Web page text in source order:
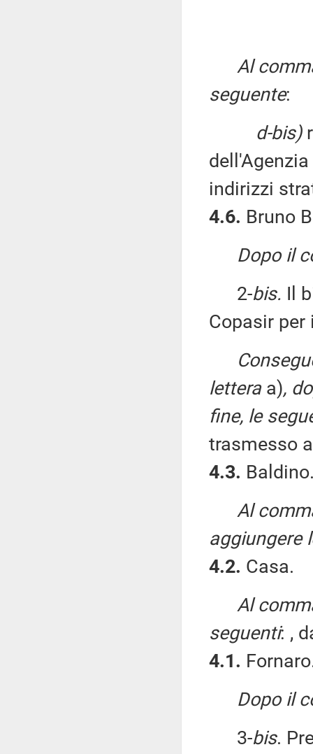
Al
seguente:
d-bis)
indirizzi
4.6. Bruno
Dopo il
2-bis. Il
Copasir per
lettera a),
fine, le
trasmesso
4.3.
Al
aggiungere
4.2. Casa.
Al
seguenti: ,
4.1.
Dopo il
3-bis.